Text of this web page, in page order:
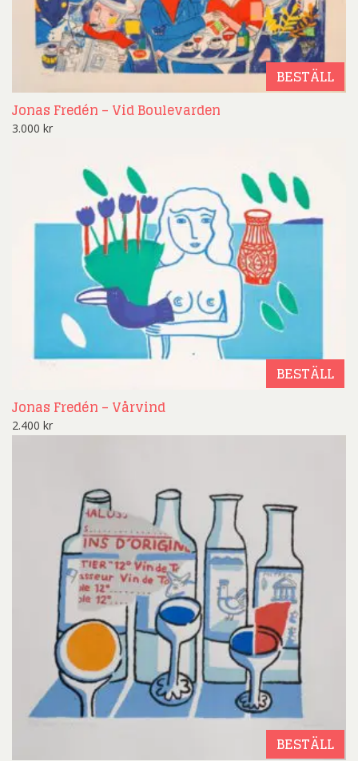
BESTÄLL
Jonas Fredén – Vid Boulevarden
3.000 kr
BESTÄLL
Jonas Fredén – Vårvind
2.400 kr
BESTÄLL